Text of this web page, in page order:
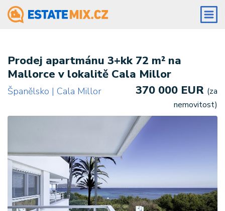
Prodej apartmánu 3+kk 72 m² na
Mallorce v lokalitě Cala Millor
Španělsko | Cala Millor 370 000 EUR (za
nemovitost)